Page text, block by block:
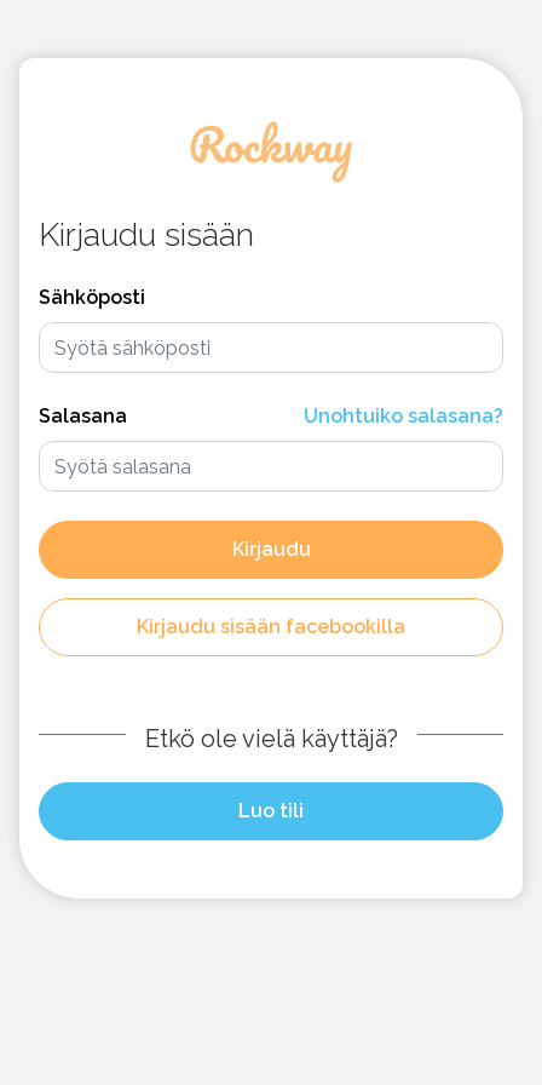
Kirjaudu sisään
Sähköposti
Salasana Unohtuiko salasana?
Kirjaudu
Kirjaudu sisään facebookilla
Etkö ole vielä käyttäjä?
Luo tili